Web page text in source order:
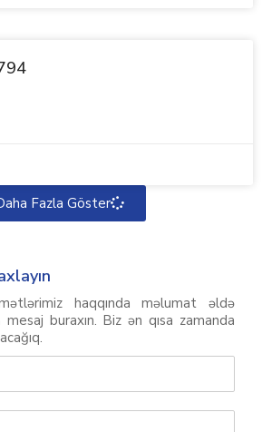
Fazla Göster
haqqında məlumat əldə
buraxın. Biz ən qısa zamanda